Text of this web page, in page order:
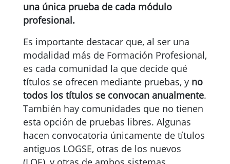
una única prueba de cada módulo
profesional.
Es importante destacar que, al ser una
modalidad más de Formación Profesional,
es cada comunidad la que decide qué
títulos se ofrecen mediante pruebas, y no
todos los títulos se convocan anualmente.
También hay comunidades que no tienen
esta opción de pruebas libres. Algunas
hacen convocatoria únicamente de títulos
antiguos LOGSE, otras de los nuevos